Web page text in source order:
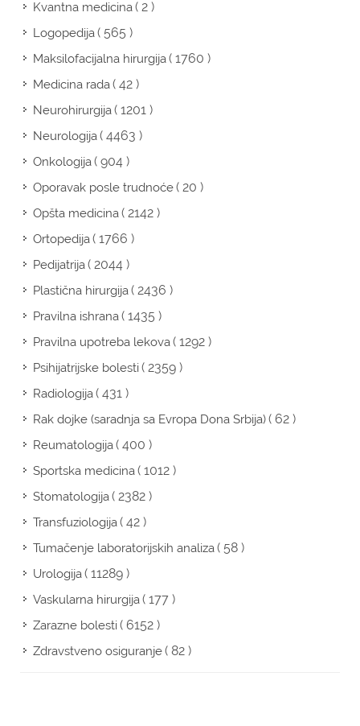
Kvantna medicina( 2 )
Logopedija( 565 )
Maksilofacijalna hirurgija( 1760 )
Medicina rada( 42 )
Neurohirurgija( 1201 )
Neurologija( 4463 )
Onkologija( 904 )
Oporavak posle trudnoće( 20 )
Opšta medicina( 2142 )
Ortopedija( 1766 )
Pedijatrija( 2044 )
Plastična hirurgija( 2436 )
Pravilna ishrana( 1435 )
Pravilna upotreba lekova( 1292 )
Psihijatrijske bolesti( 2359 )
Radiologija( 431 )
Rak dojke (saradnja sa Evropa Dona Srbija)( 62 )
Reumatologija( 400 )
Sportska medicina( 1012 )
Stomatologija( 2382 )
Transfuziologija( 42 )
Tumačenje laboratorijskih analiza( 58 )
Urologija( 11289 )
Vaskularna hirurgija( 177 )
Zarazne bolesti( 6152 )
Zdravstveno osiguranje( 82 )